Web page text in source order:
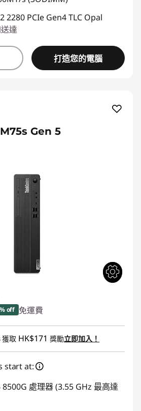
2280 PCIe Gen4 TLC Opal
達
打造您的電腦
Gen 5
off 免運費
獲取 HK$171 獎勵立即加入！
start at:
處理器 (3.55 GHz 最高達